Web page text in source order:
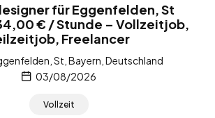
für Eggenfelden, St
€ / Stunde – Vollzeitjob,
Freelancer
St, Bayern, Deutschland
03/08/2026
Vollzeit